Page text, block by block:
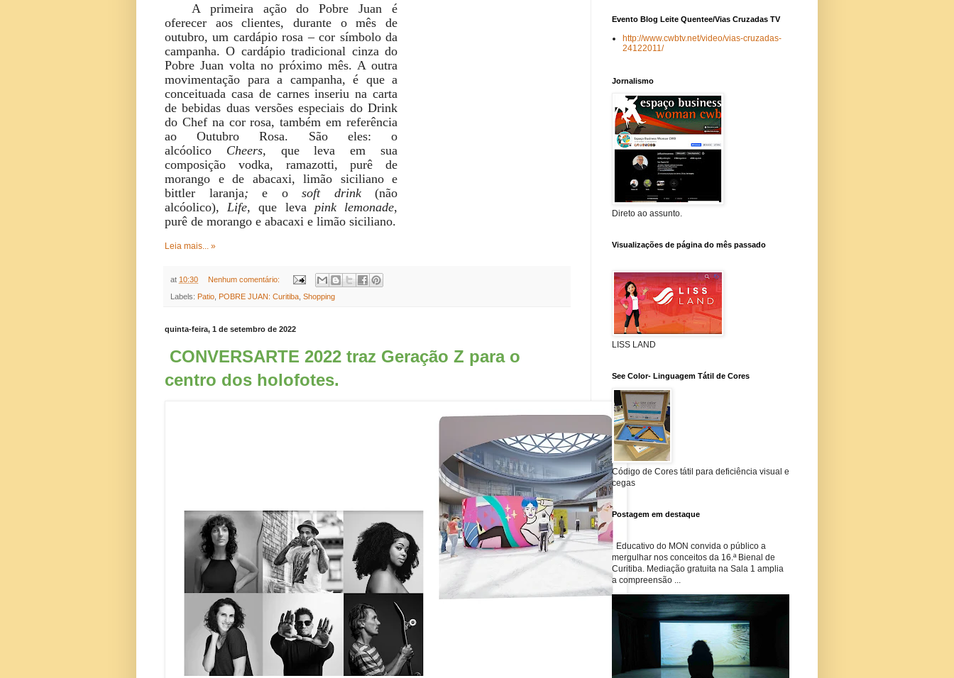
A primeira ação do Pobre Juan é
oferecer aos clientes, durante o mês de
outubro, um cardápio rosa – cor símbolo da
campanha. O cardápio tradicional cinza do
Pobre Juan volta no próximo mês. A outra
movimentação para a campanha, é que a
conceituada casa de carnes inseriu na carta
de bebidas duas versões especiais do Drink
do Chef na cor rosa, também em referência
ao Outubro Rosa. São eles: o
alcóolico Cheers, que leva em sua
composição vodka, ramazotti, purê de
morango e de abacaxi, limão siciliano e
bittler laranja; e o soft drink(não
alcóolico), Life,que leva pink lemonade,
purê de morango e abacaxi e limão siciliano.
Leia mais... »
at 10:30 Nenhum comentário:
Labels: Patio POBRE JUAN: Curitiba Shopping
quinta-feira, 1 de setembro de 2022
CONVERSARTE 2022 traz Geração Z para o
centro dos holofotes.
Evento Blog Leite Quentee/Vias Cruzadas TV
http://www.cwbtv.net/video/vias-cruzadas-
24122011/
Jornalismo
Direto ao assunto.
Visualizações de página do mês passado
LISS LAND
See Color- Linguagem Tátil de Cores
Código de Cores tátil para deficiência visual e
cegas
Postagem em destaque
Educativo do MON convida o público a
mergulhar nos conceitos da 16.ª Bienal de
Curitiba. Mediação gratuita na Sala 1 amplia
a compreensão ...